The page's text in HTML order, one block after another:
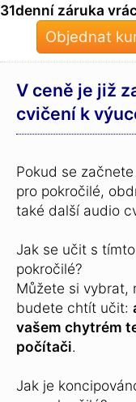
31denní záruka
Objednat
V ceně je již
cvičení k
Pokud se
pro pokročilé,
také další audio
Jak se učit s
pokročilé?
Můžete si vybrat,
budete chtít učit:
vašem chytrém
počítači.
Jak je